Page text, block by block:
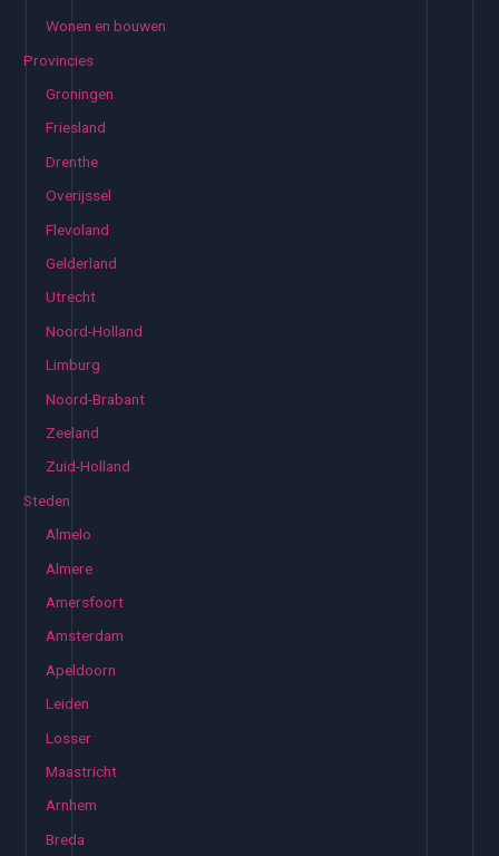
Wonen en bouwen
Provincies
Groningen
Friesland
Drenthe
Overijssel
Flevoland
Gelderland
Utrecht
Noord-Holland
Limburg
Noord-Brabant
Zeeland
Zuid-Holland
Steden
Almelo
Almere
Amersfoort
Amsterdam
Apeldoorn
Leiden
Losser
Maastricht
Arnhem
Breda